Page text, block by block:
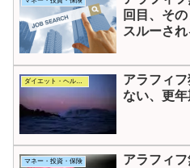
回目、そ
スルーされ
ダイエット・ヘルス・コスメ
アラフィ
ない、更
マネー・投資・保険
アラフィ